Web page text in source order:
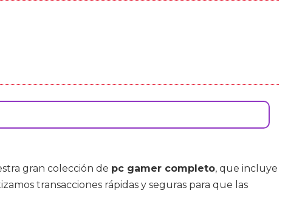
gran colección de pc gamer completo, que incluye
transacciones rápidas y seguras para que las